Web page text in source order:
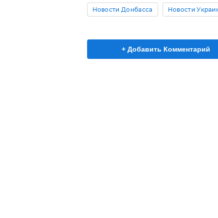
Новости Донбасса Новости
+ Добавить Комментарий